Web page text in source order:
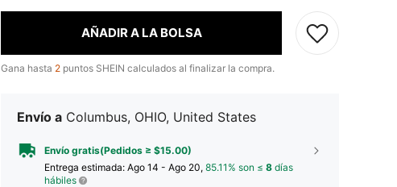
AÑADIR A LA BOLSA
Gana hasta 2 puntos SHEIN calculados al finalizar la compra.
Envío a Columbus, OHIO, United States
Envío gratis(Pedidos ≥ $15.00)
Entrega estimada: Ago 14 - Ago 20, 85.11% son ≤ 8 días
hábiles